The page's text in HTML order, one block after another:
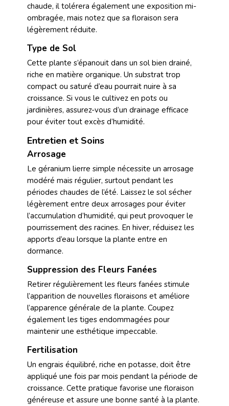
chaude, il tolérera également une exposition mi-
ombragée, mais notez que sa floraison sera
légèrement réduite.
Type de Sol
Cette plante s’épanouit dans un sol bien drainé,
riche en matière organique. Un substrat trop
compact ou saturé d’eau pourrait nuire à sa
croissance. Si vous le cultivez en pots ou
jardinières, assurez-vous d’un drainage efficace
pour éviter tout excès d’humidité.
Entretien et Soins
Arrosage
Le géranium lierre simple nécessite un arrosage
modéré mais régulier, surtout pendant les
périodes chaudes de l’été. Laissez le sol sécher
légèrement entre deux arrosages pour éviter
l’accumulation d’humidité, qui peut provoquer le
pourrissement des racines. En hiver, réduisez les
apports d’eau lorsque la plante entre en
dormance.
Suppression des Fleurs Fanées
Retirer régulièrement les fleurs fanées stimule
l’apparition de nouvelles floraisons et améliore
l’apparence générale de la plante. Coupez
également les tiges endommagées pour
maintenir une esthétique impeccable.
Fertilisation
Un engrais équilibré, riche en potasse, doit être
appliqué une fois par mois pendant la période de
croissance. Cette pratique favorise une floraison
généreuse et assure une bonne santé à la plante.